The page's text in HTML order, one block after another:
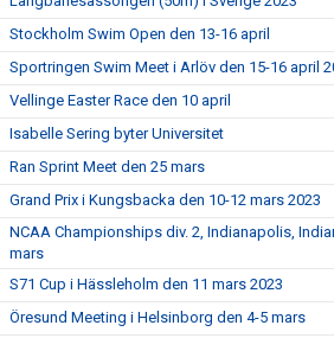
Stockholm Swim Open den 13-16 april
Sportringen Swim Meet i Arlöv den 15-16 april
Vellinge Easter Race den 10 april
Isabelle Sering byter Universitet
Ran Sprint Meet den 25 mars
Grand Prix i Kungsbacka den 10-12 mars 2023
NCAA Championships div. 2, Indianapolis,
mars
S71 Cup i Hässleholm den 11 mars 2023
Öresund Meeting i Helsinborg den 4-5 mars